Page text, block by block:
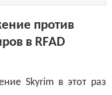
против
в RFAD
Skyrim в этот раз